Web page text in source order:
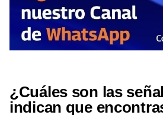
¿Cuáles son las
indican que